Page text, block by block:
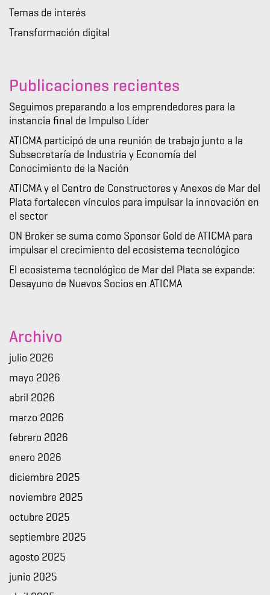
Temas de interés
Transformación digital
Publicaciones recientes
Seguimos preparando a los emprendedores para la
instancia final de Impulso Líder
ATICMA participó de una reunión de trabajo junto a la
Subsecretaría de Industria y Economía del
Conocimiento de la Nación
ATICMA y el Centro de Constructores y Anexos de Mar del
Plata fortalecen vínculos para impulsar la innovación en
el sector
ON Broker se suma como Sponsor Gold de ATICMA para
impulsar el crecimiento del ecosistema tecnológico
El ecosistema tecnológico de Mar del Plata se expande:
Desayuno de Nuevos Socios en ATICMA
Archivo
julio 2026
mayo 2026
abril 2026
marzo 2026
febrero 2026
enero 2026
diciembre 2025
noviembre 2025
octubre 2025
septiembre 2025
agosto 2025
junio 2025